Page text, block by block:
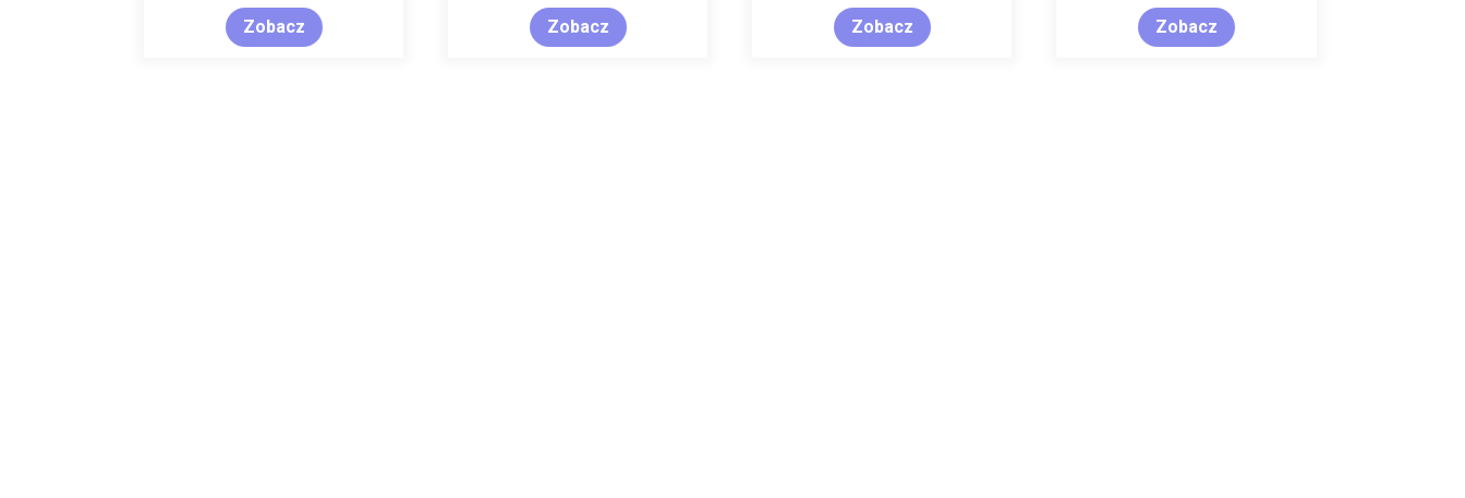
Zobacz Zobacz Zobacz Zobacz